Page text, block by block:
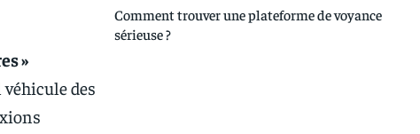
»
des
Comment trouver une plateforme de voyance
sérieuse ?